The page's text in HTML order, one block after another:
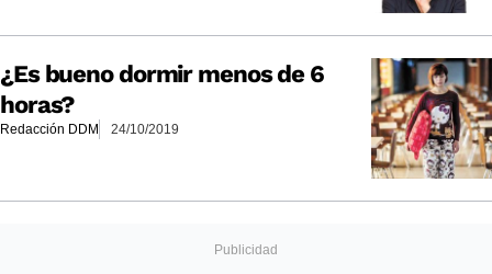
¿Es bueno dormir menos de 6
horas?
Redacción DDM 24/10/2019